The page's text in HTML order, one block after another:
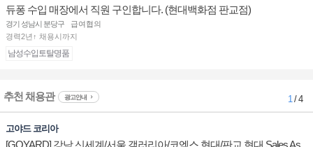
듀퐁 수입 매장에서 직원 구인합니다. (현대백화점 판교점)
경기 성남시 분당구
급여협의
경력2년↑ 채용시까지
남성수입토탈명품
추천 채용관 광고안내 1/ 4
고야드 코리아
[GOYARD] 강남 신세계/서울 갤러리아/코엑스 현대/판교 현대 Sales As